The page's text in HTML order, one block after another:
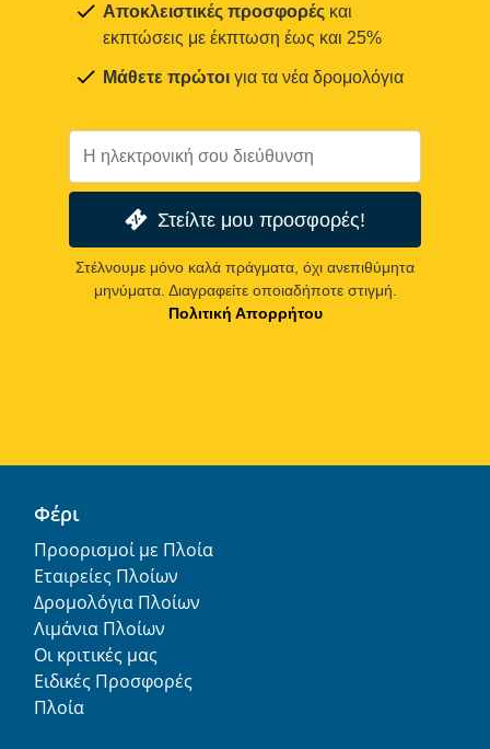
Αποκλειστικές προσφορές και
εκπτώσεις με έκπτωση έως και 25%
Μάθετε πρώτοι για τα νέα δρομολόγια
Στείλτε μου προσφορές!
Στέλνουμε μόνο καλά πράγματα, όχι ανεπιθύμητα
μηνύματα. Διαγραφείτε οποιαδήποτε στιγμή.
Πολιτική Απορρήτου
Φέρι
Προορισμοί με Πλοία
Εταιρείες Πλοίων
Δρομολόγια Πλοίων
Λιμάνια Πλοίων
Οι κριτικές μας
Ειδικές Προσφορές
Πλοία